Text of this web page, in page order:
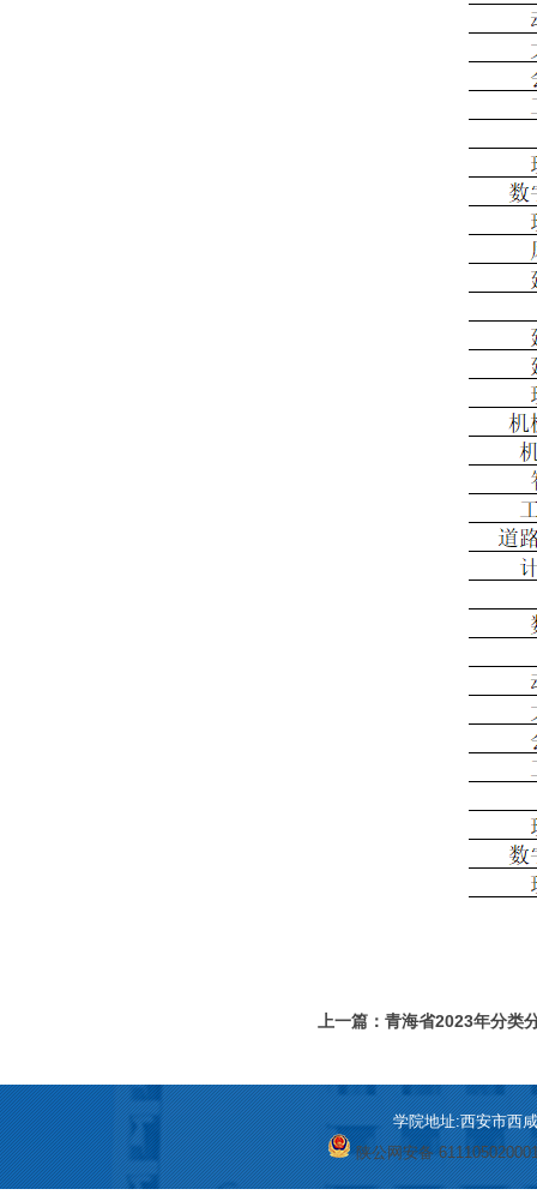
上一篇：青海省2023年分类
学院地址:西安市西
陕公网安备